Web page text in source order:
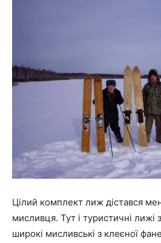
Цілий комплект лиж дістався
мисливця. Тут і туристичні лижі з
широкі мисливські з клеєної